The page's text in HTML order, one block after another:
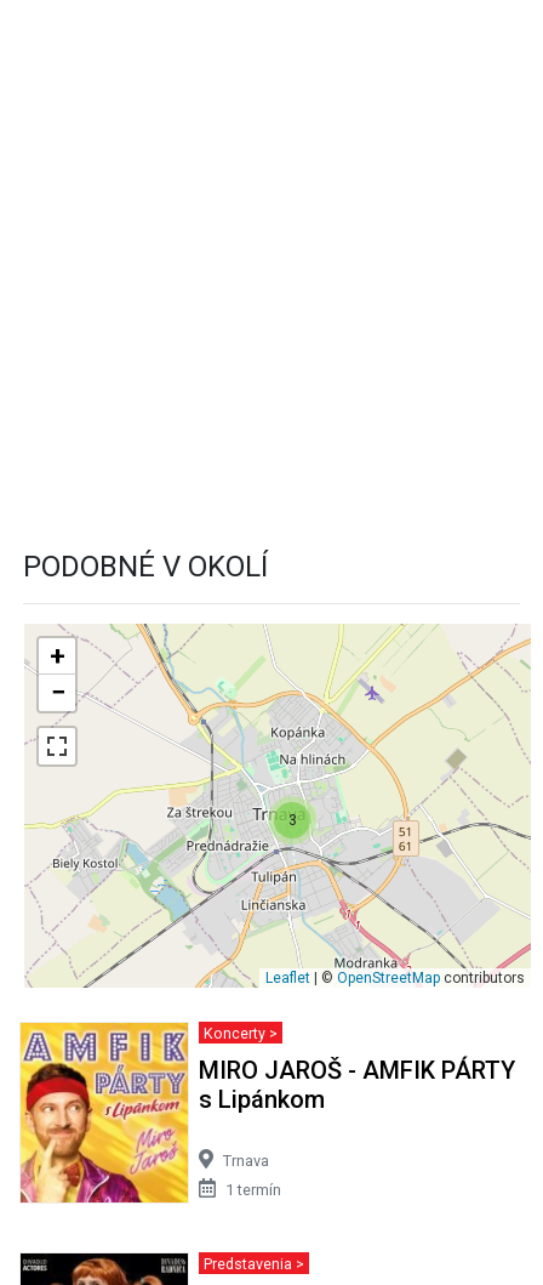
PODOBNÉ V OKOLÍ
3
+
−
Leaflet | © OpenStreetMap contributors
Koncerty >
MIRO JAROŠ - AMFIK PÁRTY
s Lipánkom
Trnava
1 termín
Predstavenia >